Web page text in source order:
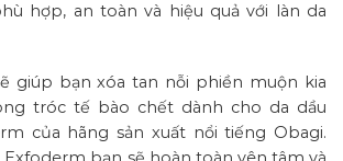
hợp, an toàn và hiệu quả với làn da
giúp bạn xóa tan nỗi phiền muộn kia
tróc tế bào chết dành cho da dầu
của hãng sản xuất nổi tiếng Obagi.